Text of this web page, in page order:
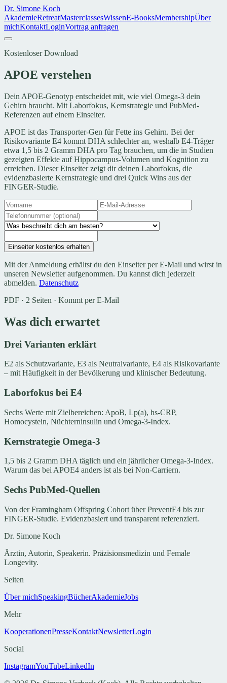
Dr. Simone Koch
AkademieRetreatMasterclassesWissenE-BooksMembershipÜber
michKontaktLoginVortrag anfragen
Kostenloser Download
APOE verstehen
Dein APOE-Genotyp entscheidet mit, wie viel Omega-3 dein
Gehirn braucht. Mit Laborfokus, Kernstrategie und PubMed-
Referenzen auf einem Einseiter.
APOE ist das Transporter-Gen für Fette ins Gehirn. Bei der
Risikovariante E4 kommt DHA schlechter an, weshalb E4-Träger
etwa 1,5 bis 2 Gramm DHA pro Tag brauchen, um die in Studien
gezeigten Effekte auf Hippocampus-Volumen und Kognition zu
erreichen. Dieser Einseiter zeigt dir deinen Laborfokus, die
evidenzbasierte Kernstrategie und drei Quick Wins aus der
FINGER-Studie.
Einseiter kostenlos erhalten
Mit der Anmeldung erhältst du den Einseiter per E-Mail und wirst in
unseren Newsletter aufgenommen. Du kannst dich jederzeit
abmelden. Datenschutz
PDF · 2 Seiten · Kommt per E-Mail
Was dich erwartet
Drei Varianten erklärt
E2 als Schutzvariante, E3 als Neutralvariante, E4 als Risikovariante
– mit Häufigkeit in der Bevölkerung und klinischer Bedeutung.
Laborfokus bei E4
Sechs Werte mit Zielbereichen: ApoB, Lp(a), hs-CRP,
Homocystein, Nüchterninsulin und Omega-3-Index.
Kernstrategie Omega-3
1,5 bis 2 Gramm DHA täglich und ein jährlicher Omega-3-Index.
Warum das bei APOE4 anders ist als bei Non-Carriern.
Sechs PubMed-Quellen
Von der Framingham Offspring Cohort über PreventE4 bis zur
FINGER-Studie. Evidenzbasiert und transparent referenziert.
Dr. Simone Koch
Ärztin, Autorin, Speakerin. Präzisionsmedizin und Female
Longevity.
Seiten
Über michSpeakingBücherAkademieJobs
Mehr
KooperationenPresseKontaktNewsletterLogin
Social
InstagramYouTubeLinkedIn